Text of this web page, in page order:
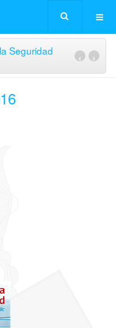
Seguridad
›
‹